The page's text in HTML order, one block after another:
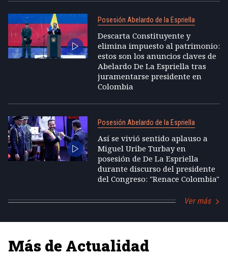
Posesión Abelardo de la Espriella
Descarta Constituyente y
elimina impuesto al patrimonio:
estos son los anuncios claves de
Abelardo De La Espriella tras
juramentarse presidente en
Colombia
Posesión Abelardo de la Espriella
Así se vivió sentido aplauso a
Miguel Uribe Turbay en
posesión de De La Espriella
durante discurso del presidente
del Congreso: "Renace Colombia"
Ver más
Más de Actualidad